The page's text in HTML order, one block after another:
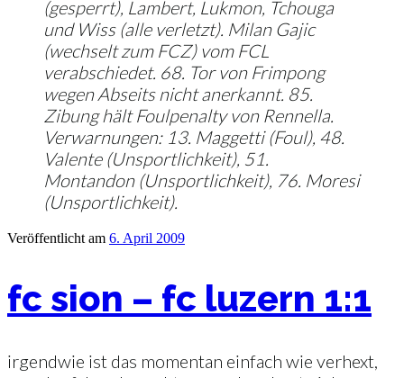
(gesperrt), Lambert, Lukmon, Tchouga
und Wiss (alle verletzt). Milan Gajic
(wechselt zum FCZ) vom FCL
verabschiedet. 68. Tor von Frimpong
wegen Abseits nicht anerkannt. 85.
Zibung hält Foulpenalty von Rennella.
Verwarnungen: 13. Maggetti (Foul), 48.
Valente (Unsportlichkeit), 51.
Montandon (Unsportlichkeit), 76. Moresi
(Unsportlichkeit).
Veröffentlicht am 6. April 2009
fc sion – fc luzern 1:1
irgendwie ist das momentan einfach wie verhext,